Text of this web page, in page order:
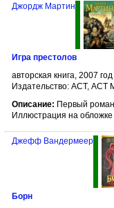
Джордж Мартин
Игра престолов
авторская книга, 2007 год
Издательство: АСТ, АСТ
Описание: Первый
Иллюстрация на обложке
Джефф Вандермеер
Борн